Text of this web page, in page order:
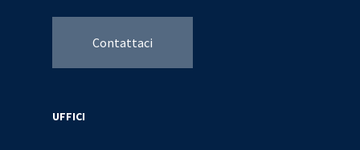
Contattaci
UFFICI